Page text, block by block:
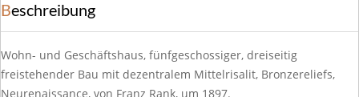
Beschreibung
Wohn- und Geschäftshaus, fünfgeschossiger, dreiseitig
freistehender Bau mit dezentralem Mittelrisalit, Bronzereliefs,
Neurenaissance, von Franz Rank, um 1897.